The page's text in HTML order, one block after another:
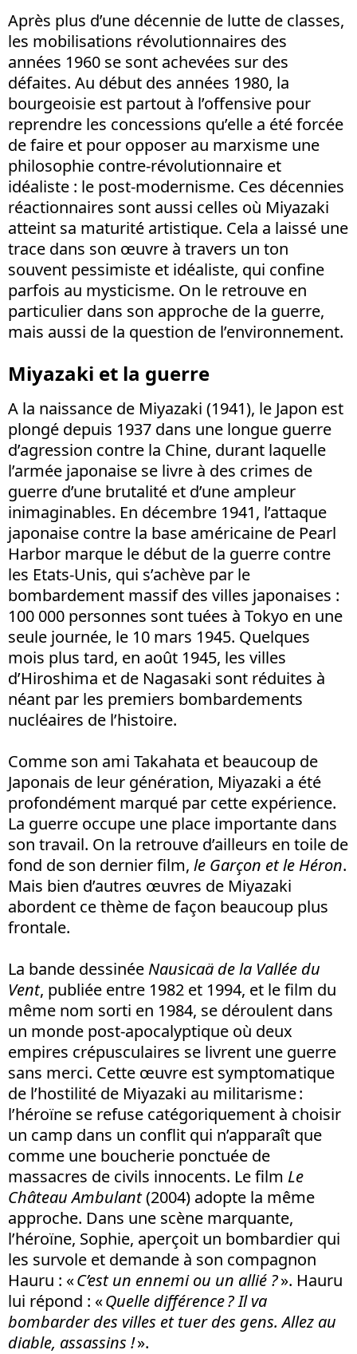
Après plus d’une décennie de lutte de classes,
les mobilisations révolutionnaires des
années 1960 se sont achevées sur des
défaites. Au début des années 1980, la
bourgeoisie est partout à l’offensive pour
reprendre les concessions qu’elle a été forcée
de faire et pour opposer au marxisme une
philosophie contre-révolutionnaire et
idéaliste : le post-modernisme. Ces décennies
réactionnaires sont aussi celles où Miyazaki
atteint sa maturité artistique. Cela a laissé une
trace dans son œuvre à travers un ton
souvent pessimiste et idéaliste, qui confine
parfois au mysticisme. On le retrouve en
particulier dans son approche de la guerre,
mais aussi de la question de l’environnement.
Miyazaki et la guerre
A la naissance de Miyazaki (1941), le Japon est
plongé depuis 1937 dans une longue guerre
d’agression contre la Chine, durant laquelle
l’armée japonaise se livre à des crimes de
guerre d’une brutalité et d’une ampleur
inimaginables. En décembre 1941, l’attaque
japonaise contre la base américaine de Pearl
Harbor marque le début de la guerre contre
les Etats-Unis, qui s’achève par le
bombardement massif des villes japonaises :
100 000 personnes sont tuées à Tokyo en une
seule journée, le 10 mars 1945. Quelques
mois plus tard, en août 1945, les villes
d’Hiroshima et de Nagasaki sont réduites à
néant par les premiers bombardements
nucléaires de l’histoire.
Comme son ami Takahata et beaucoup de
Japonais de leur génération, Miyazaki a été
profondément marqué par cette expérience.
La guerre occupe une place importante dans
son travail. On la retrouve d’ailleurs en toile de
fond de son dernier film, le Garçon et le Héron.
Mais bien d’autres œuvres de Miyazaki
abordent ce thème de façon beaucoup plus
frontale.
La bande dessinéeNausicaä de la Vallée du
Vent, publiée entre 1982 et 1994, et le film du
même nom sorti en 1984, se déroulent dans
un monde post-apocalyptique où deux
empires crépusculaires se livrent une guerre
sans merci. Cette œuvre est symptomatique
de l’hostilité de Miyazaki au militarisme :
l’héroïne se refuse catégoriquement à choisir
un camp dans un conflit qui n’apparaît que
comme une boucherie ponctuée de
massacres de civils innocents. Le film Le
Château Ambulant(2004) adopte la même
approche. Dans une scène marquante,
l’héroïne, Sophie, aperçoit un bombardier qui
les survole et demande à son compagnon
Hauru : «C’est un ennemi ou un allié ?». Hauru
lui répond : «Quelle différence ? Il va
bombarder des villes et tuer des gens. Allez au
diable, assassins !».